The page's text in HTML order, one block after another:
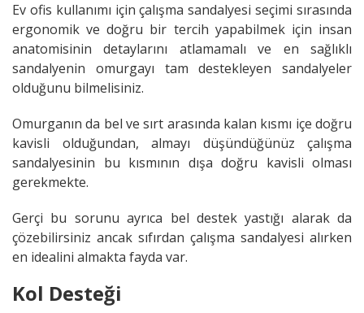
Ev ofis kullanımı için çalışma sandalyesi seçimi sırasında
ergonomik ve doğru bir tercih yapabilmek için insan
anatomisinin detaylarını atlamamalı ve en sağlıklı
sandalyenin omurgayı tam destekleyen sandalyeler
olduğunu bilmelisiniz.
Omurganın da bel ve sırt arasında kalan kısmı içe doğru
kavisli olduğundan, almayı düşündüğünüz çalışma
sandalyesinin bu kısmının dışa doğru kavisli olması
gerekmekte.
Gerçi bu sorunu ayrıca bel destek yastığı alarak da
çözebilirsiniz ancak sıfırdan çalışma sandalyesi alırken
en idealini almakta fayda var.
Kol Desteği